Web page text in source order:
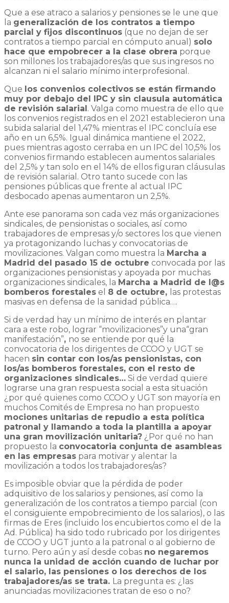
Que a ese atraco a salarios y pensiones se le une que
la generalización de los contratos a tiempo
parcial y fijos discontinuos (que no dejan de ser
contratos a tiempo parcial en cómputo anual) solo
hace que empobrecer a la clase obrera porque
son millones los trabajadores/as que sus ingresos no
alcanzan ni el salario mínimo interprofesional.
Que los convenios colectivos se están firmando
muy por debajo del IPC y sin clausula automática
de revisión salarial. Valga como muestra de ello que
los convenios registrados en el 2021 establecieron una
subida salarial del 1,47% mientras el IPC concluía ese
año en un 6,5%. Igual dinámica mantiene el 2022,
pues mientras agosto cerraba en un IPC del 10,5% los
convenios firmando establecen aumentos salariales
del 2,5% y tan solo en el 14% de ellos figuran cláusulas
de revisión salarial. Otro tanto sucede con las
pensiones públicas que frente al actual IPC
desbocado apenas aumentaron un 2,5%.
Ante ese panorama son cada vez más organizaciones
sindicales, de pensionistas o sociales, así como
trabajadores de empresas y/o sectores los que vienen
ya protagonizando luchas y convocatorias de
movilizaciones. Valgan como muestra la Marcha a
Madrid del pasado 15 de octubre convocada por las
organizaciones pensionistas y apoyada por muchas
organizaciones sindicales, la Marcha a Madrid de l@s
bomberos forestales el 8 de octubre, las protestas
masivas en defensa de la sanidad pública….
Si de verdad hay un mínimo de interés en plantar
cara a este robo, lograr “movilizaciones”y una“gran
manifestación”, no se entiende por qué la
convocatoria de los dirigentes de CCOO y UGT se
hacen sin contar con los/as pensionistas, con
los/as bomberos forestales, con el resto de
organizaciones sindicales… Si de verdad quiere
lograrse una gran respuesta social a esta situación
¿por qué quienes como CCOO y UGT son mayoría en
muchos Comités de Empresa no han propuesto
mociones unitarias de repudio a esta política
patronal y llamando a toda la plantilla a apoyar
una gran movilización unitaria? ¿Por qué no han
propuesto la convocatoria conjunta de asambleas
en las empresas para motivar y alentar la
movilización a todos los trabajadores/as?
Es imposible obviar que la pérdida de poder
adquisitivo de los salarios y pensiones, así como la
generalización de los contratos a tiempo parcial (con
el consiguiente empobrecimiento de los salarios), o las
firmas de Eres (incluido los encubiertos como el de la
Ad. Pública) ha sido todo rubricado por los dirigentes
de CCOO y UGT junto a la patronal o al gobierno de
turno. Pero aún y así desde cobas no negaremos
nunca la unidad de acción cuando de luchar por
el salario, las pensiones o los derechos de los
trabajadores/as se trata. La pregunta es: ¿las
anunciadas movilizaciones tratan de eso o no?